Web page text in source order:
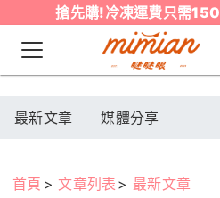
搶先購!冷凍運費只需
最新文章 媒體分享
首頁 文章列表 最新文章